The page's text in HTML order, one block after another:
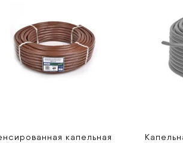
капельная